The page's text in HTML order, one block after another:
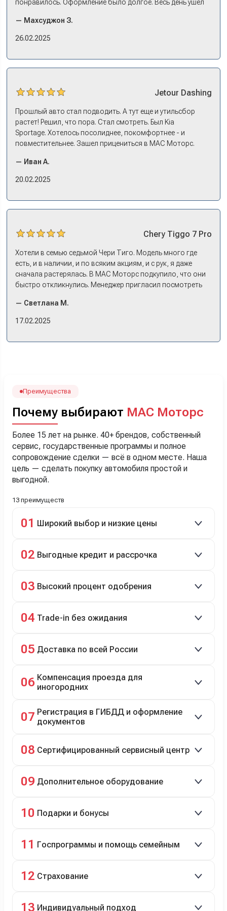
понравилось. Оформление было долгое. Весь день ушел
в документах порядок. И кредит дали без проблем. И
еще ОСАГО и КАСКО оформили. Зато на выдаче такие
— Махсуджон З.
26.02.2025
Jetour Dashing
Прошлый авто стал подводить. А тут еще и утильсбор
растет! Решил, что пора. Стал смотреть. Был Kia
Sportage. Хотелось посолиднее, покомфортнее - и
повместительнее. Зашел прицениться в МАС Моторс.
и прям мое! Даже не скажешь, что «китаец». Прям не
вылезая из него и порешали. Спортэйдж в трейд-ин
— Иван А.
20.02.2025
Chery Tiggo 7 Pro
Хотели в семью седьмой Чери Тиго. Модель много где
есть, и в наличии, и по всяким акциям, и с рук, я даже
сначала растерялась. В МАС Моторс подкупило, что они
быстро откликнулись. Менеджер пригласил посмотреть
примериться. Нам тут недалеко, пришли в салон - и в тот
же день купили машину! Неожиданно, но довольны! Все
менеджеру Сергею, профессионал своего дела!
— Светлана М.
17.02.2025
Преимущества
Почему выбирают МАС Моторс
Более 15 лет на рынке. 40+ брендов, собственный
сервис, государственные программы и полное
сопровождение сделки — всё в одном месте. Наша
цель — сделать покупку автомобиля простой и
выгодной.
13 преимуществ
01 Широкий выбор и низкие цены
подержанные авто.
02 Выгодные кредит и рассрочка
рассрочка 0% на 2 года при первом взносе 35–50%.
03 Высокий процент одобрения
04 Trade-in без ожидания
05 Доставка по всей России
06 Компенсация проезда для
иногородних
07 Регистрация в ГИБДД и оформление
документов
08 Сертифицированный сервисный центр
технический ремонт.
09 Дополнительное оборудование
10 Подарки и бонусы
программе лояльности.
11 Госпрограммы и помощь семейным
12 Страхование
бонусами для клиентов.
13 Индивидуальный подход